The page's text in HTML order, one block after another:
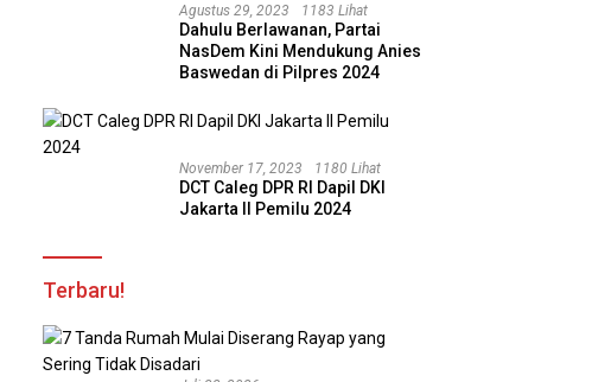
Agustus 29, 2023 1183 Lihat
Dahulu Berlawanan, Partai
NasDem Kini Mendukung Anies
Baswedan di Pilpres 2024
November 17, 2023 1180 Lihat
DCT Caleg DPR RI Dapil DKI
Jakarta II Pemilu 2024
Terbaru!